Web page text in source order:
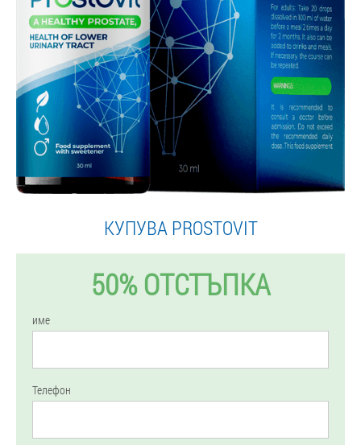
КУПУВА PROSTOVIT
50% ОТСТЪПКА
име
Телефон